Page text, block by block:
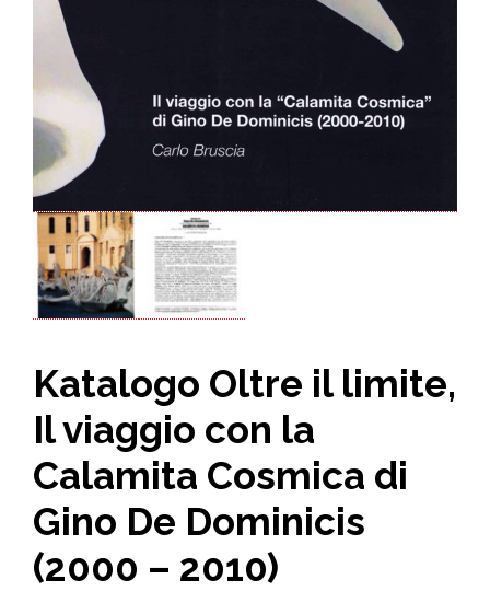
Katalogo Oltre il limite,
Il viaggio con la
Calamita Cosmica di
Gino De Dominicis
(2000 – 2010)